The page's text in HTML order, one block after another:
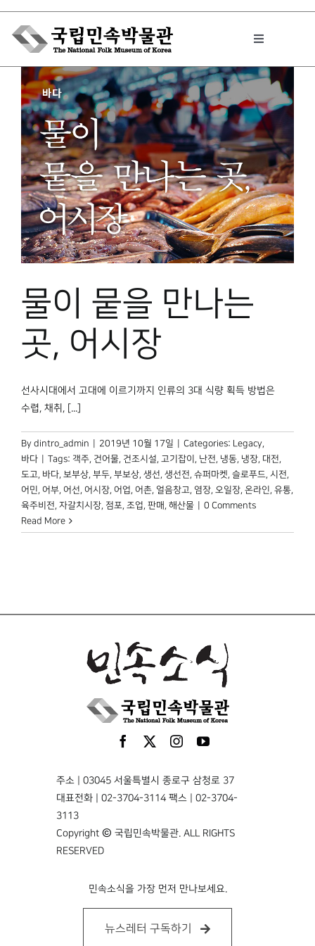
Skip
content
Toggle
박물관에서는
민속이야기
민속 인사이드
원문보기 PDF
박물관 홈페이지
물이 뭍을 만나는
곳, 어시장
선사시대에서 고대에 이르기까지 인류의 3대 식량 획득 방법은
수렵, 채취, [...]
By dintro_admin 2019년 10월 17일 Categories: Legacy,
바다
Tags: 객주, 건어물, 건조시설, 고기잡이 , 난전, 냉동, 냉장, 대전,
도고, 바다, 보부상, 부두, 부보상, 생선, 생선전, 슈퍼마켓, 슬로푸드, 시전,
어민, 어부, 어선, 어시장, 어업, 어촌, 얼음창고, 염장, 오일장, 온라인, 유통,
육주비전, 자갈치시장, 점포, 조업, 판매 , 해산물
0 Comments
Read More
주소 | 03045 서울특별시 종로구 삼청로 37
대표전화 | 02-3704-3114 팩스 | 02-3704-
3113
Copyright © 국립민속박물관. ALL RIGHTS
RESERVED
민속소식을 가장 먼저 만나보세요.
뉴스레터 구독하기